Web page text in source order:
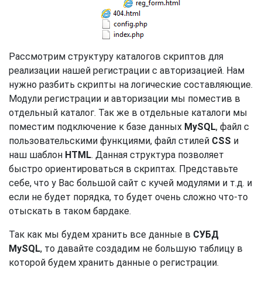
Рассмотрим структуру каталогов скриптов для
реализации нашей регистрации с авторизацией. Нам
нужно разбить скрипты на логические составляющие.
Модули регистрации и авторизации мы поместив в
отдельный каталог. Так же в отдельные каталоги мы
поместим подключение к базе данных MySQL, файл с
пользовательскими функциями, файл стилей CSS и
наш шаблон HTML. Данная структура позволяет
быстро ориентироваться в скриптах. Представьте
себе, что у Вас большой сайт с кучей модулями и т.д. и
если не будет порядка, то будет очень сложно что-то
отыскать в таком бардаке.
Так как мы будем хранить все данные в СУБД
MySQL, то давайте создадим не большую таблицу в
которой будем хранить данные о регистрации.